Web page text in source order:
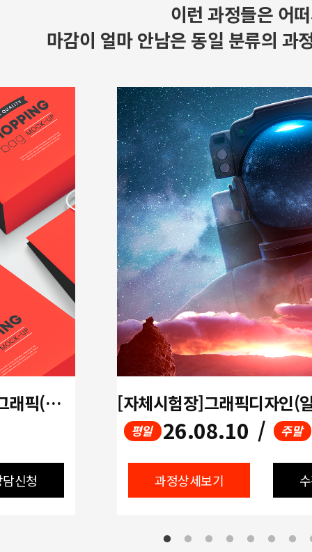
이런 과정들은 어
마감이 얼마 안남은 동일 분류의 과
[방학특강 / 개강확정!!] 디지털그래픽(포토샵,일러스트)+GTQ,GTQi
신청
평일 26.08.10 / 주말
과정상세보기